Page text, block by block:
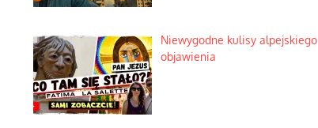
Niewygodne kulisy alpejskiego
objawienia